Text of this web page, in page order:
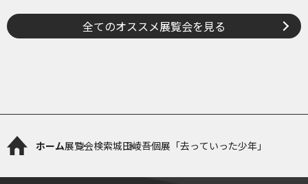
まで―
全てのオススメ展覧会を見る
ホーム展覧会検索城田崚吾個展「去っていった少年」